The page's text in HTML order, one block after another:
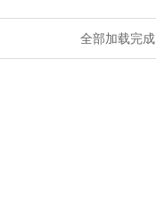
全部加载完成